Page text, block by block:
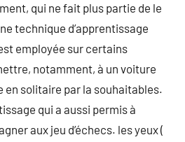
qui ne fait plus partie de le
technique d’apprentissage
employée sur certains
notamment, à un voiture
en solitaire par la souhaitables.
qui a aussi permis à
aux jeu d’échecs. les yeux (